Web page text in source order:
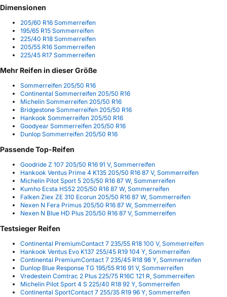
Dimensionen
205/60 R16 Sommerreifen
195/65 R15 Sommerreifen
225/40 R18 Sommerreifen
205/55 R16 Sommerreifen
225/45 R17 Sommerreifen
Mehr Reifen in dieser Größe
Sommerreifen 205/50 R16
Continental Sommerreifen 205/50 R16
Michelin Sommerreifen 205/50 R16
Bridgestone Sommerreifen 205/50 R16
Hankook Sommerreifen 205/50 R16
Goodyear Sommerreifen 205/50 R16
Dunlop Sommerreifen 205/50 R16
Passende Top-Reifen
Goodride Z 107 205/50 R16 91 V, Sommerreifen
Hankook Ventus Prime 4 K135 205/50 R16 87 V, Sommerreifen
Michelin Pilot Sport 5 205/50 R16 87 W, Sommerreifen
Kumho Ecsta HS52 205/50 R16 87 W, Sommerreifen
Falken Ziex ZE 310 Ecorun 205/50 R16 87 W, Sommerreifen
Nexen N Fera Primus 205/50 R16 87 W, Sommerreifen
Nexen N Blue HD Plus 205/50 R16 87 V, Sommerreifen
Testsieger Reifen
Continental PremiumContact 7 235/55 R18 100 V, Sommerreifen
Hankook Ventus Evo K137 255/45 R19 104 Y, Sommerreifen
Continental PremiumContact 7 235/45 R18 98 Y, Sommerreifen
Dunlop Blue Response TG 195/55 R16 91 V, Sommerreifen
Vredestein Comtrac 2 Plus 225/75 R16C 121 R, Sommerreifen
Michelin Pilot Sport 4 S 225/40 R18 92 Y, Sommerreifen
Continental SportContact 7 255/35 R19 96 Y, Sommerreifen